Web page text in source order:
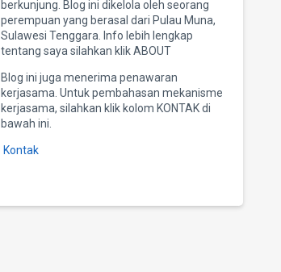
berkunjung. Blog ini dikelola oleh seorang
perempuan yang berasal dari Pulau Muna,
Sulawesi Tenggara. Info lebih lengkap
tentang saya silahkan klik ABOUT
Blog ini juga menerima penawaran
kerjasama. Untuk pembahasan mekanisme
kerjasama, silahkan klik kolom KONTAK di
bawah ini.
Kontak